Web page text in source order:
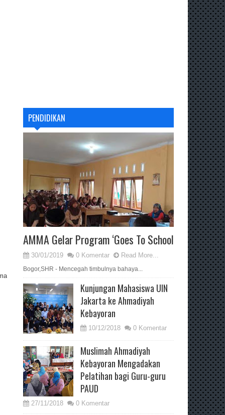
PENDIDIKAN
AMMA Gelar Program ‘Goes To School
30/01/2019 0 Komentar Read More...
Bogor,SHR - Mencegah timbulnya bahaya...
Kunjungan Mahasiswa UIN
Jakarta ke Ahmadiyah
Kebayoran
10/12/2018 0 Komentar
Muslimah Ahmadiyah
Kebayoran Mengadakan
Pelatihan bagi Guru-guru
PAUD
27/11/2018 0 Komentar